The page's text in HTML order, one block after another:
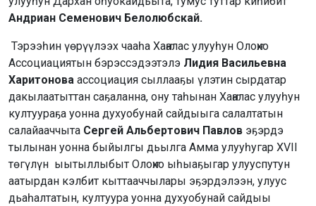
Андриан Семенович Белолюбскай.
Тэрээһин үөрүүлээх чааһа Хаҥалас улууһун Олоҥхо
Ассоциациятын бэрэссэдээтэлэ Лидия Васильевна
Харитонова ассоциация сыллааҕы үлэтин сырдатар
дакылаатыттан саҕаланна, ону таһынан Хаҥалас улууһун
култуураҕа уонна духуобунай сайдыыга салалтатын
салайааччыта Сергей Альбертович Павлов эҕэрдэ
тылынан уонна быйылгы дьылга Амма улууһугар XVII
төгүлүн ыытыллыбыт Олоҥхо ыһыаҕыгар улууспутун
аатырдан кэлбит кыттааччылары эҕэрдэлээн, улуус
дьаһалтатын, култуура уонна духуобунай сайдыы